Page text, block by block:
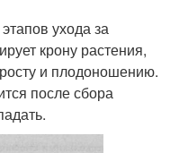
ухода за
крону растения,
и плодоношению.
после сбора